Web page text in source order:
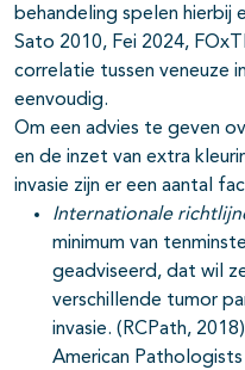
behandeling spelen hierbij
Sato 2010, Fei 2024,
correlatie tussen veneuze
eenvoudig.
Om een advies te geven
en de inzet van extra
invasie zijn er een aantal
Internationale
minimum van
geadviseerd, dat wil
verschillende tumor
invasie. (RCPath,
American